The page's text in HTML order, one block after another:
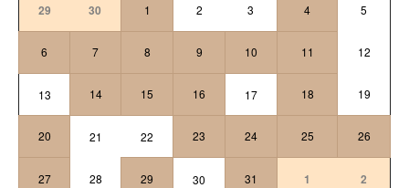
29
30 1 2 3 4 5
6 7 8 9 10 11 12
13 14 15 16 17 18 19
20 21 22 23 24 25 26
27 28 29 30 31 1 2